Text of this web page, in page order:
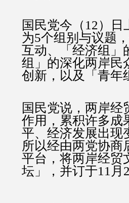
国民党今（12）
为5个组别与议题
互动、「经济组」
组」的深化两岸民
创新，以及「青年
国民党说，两岸
作用，累积许多成
平、经济发展出现
所以经由两党协商
平台，将两岸经贸
坛」，并订于11月